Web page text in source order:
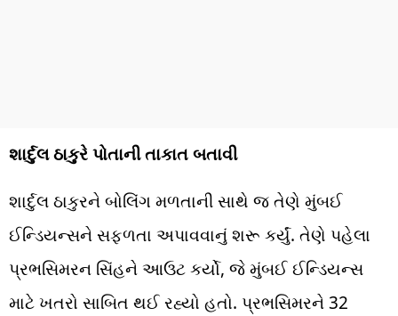
શાર્દુલ ઠાકુરે પોતાની તાકાત બતાવી
શાર્દુલ ઠાકુરને બોલિંગ મળતાની સાથે જ તેણે મુંબઈ
ઈન્ડિયન્સને સફળતા અપાવવાનું શરૂ કર્યું. તેણે પહેલા
પ્રભસિમરન સિંહને આઉટ કર્યો, જે મુંબઈ ઈન્ડિયન્સ
માટે ખતરો સાબિત થઈ રહ્યો હતો. પ્રભસિમરને 32